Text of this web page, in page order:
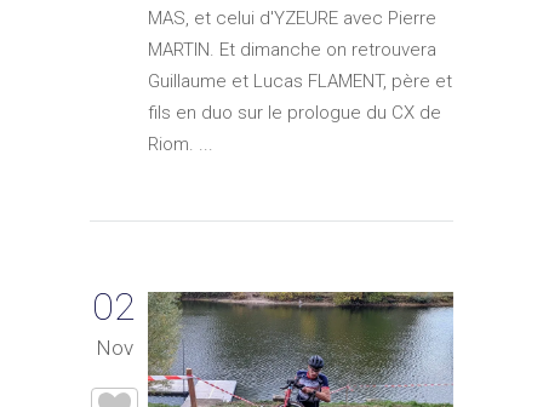
MAS, et celui d'YZEURE avec Pierre
MARTIN. Et dimanche on retrouvera
Guillaume et Lucas FLAMENT, père et
fils en duo sur le prologue du CX de
Riom. ...
02
Nov